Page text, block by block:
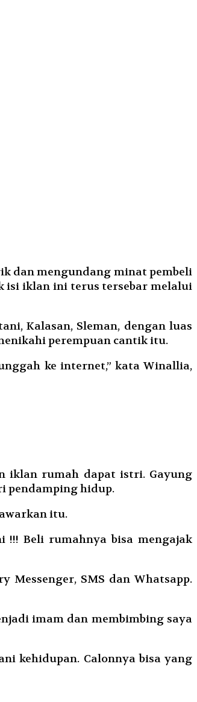
dan mengundang minat pembeli
isi iklan ini terus tersebar melalui
Kalasan, Sleman, dengan luas
perempuan cantik itu.
ke internet,” kata Winallia,
iklan rumah dapat istri. Gayung
pendamping hidup.
itu.
!!! Beli rumahnya bisa mengajak
SMS dan Whatsapp.
imam dan membimbing saya
kehidupan. Calonnya bisa yang